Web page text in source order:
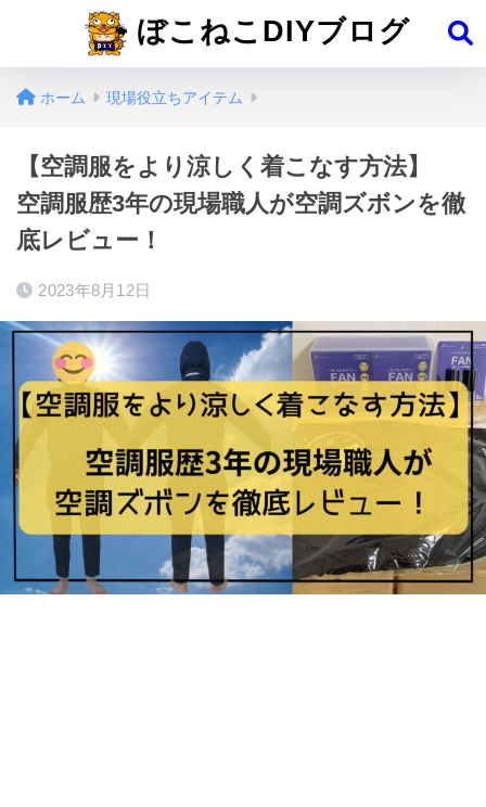
ぼこねこDIYブログ
ホーム 現場役立ちアイテム
【空調服をより涼しく着こなす方法】
空調服歴3年の現場職人が空調ズボンを徹
底レビュー！
2023年8月12日